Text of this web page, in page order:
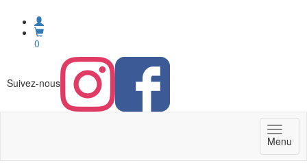
0
Suivez-nous
Menu